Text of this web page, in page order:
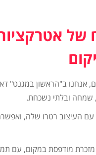
של
אנחנו ב"הראשון במגנט"
שמחה ובלתי נשכחת.
העיצוב רטרו שלה,
מודפסת במקום, עם